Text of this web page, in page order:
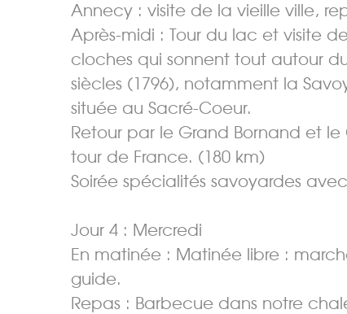
Annecy : visite de la vieille ville,
Après-midi : Tour du lac et visite
cloches qui sonnent tout autour
siècles (1796), notamment la
située au Sacré-Coeur.
Retour par le Grand Bornand et
tour de France. (180 km)
Soirée spécialités savoyardes
Jour 4 : Mercredi
En matinée : Matinée libre :
guide.
Repas : Barbecue dans notre